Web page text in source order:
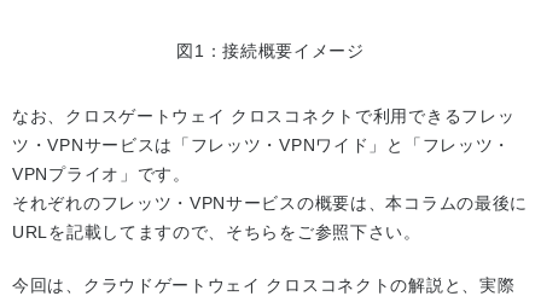
図1：接続概要イメージ
なお、クロスゲートウェイ クロスコネクトで利用できるフレッ
ツ・VPNサービスは「フレッツ・VPNワイド」と「フレッツ・
VPNプライオ」です。
それぞれのフレッツ・VPNサービスの概要は、本コラムの最後に
URLを記載してますので、そちらをご参照下さい。
今回は、クラウドゲートウェイ クロスコネクトの解説と、実際